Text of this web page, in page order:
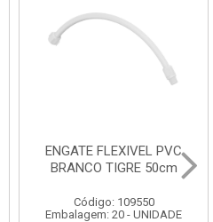
ENGATE FLEXIVEL PVC
BRANCO TIGRE 50cm
Código: 109550
Embalagem: 20 - UNIDADE